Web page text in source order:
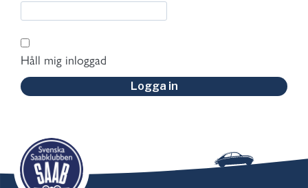
Håll mig inloggad
Logga in